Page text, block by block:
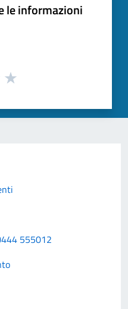
le informazioni
555012